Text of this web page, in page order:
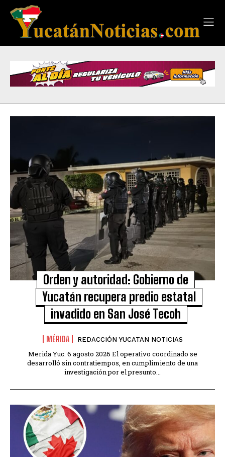
Orden y autoridad: Gobierno de
Yucatán recupera predio estatal
invadido en San José Tecoh
MÉRIDA REDACCIÓN YUCATAN NOTICIAS
Merida Yuc. 6 agosto 2026 El operativo coordinado se
desarrolló sin contratiempos, en cumplimiento de una
investigación por el presunto...